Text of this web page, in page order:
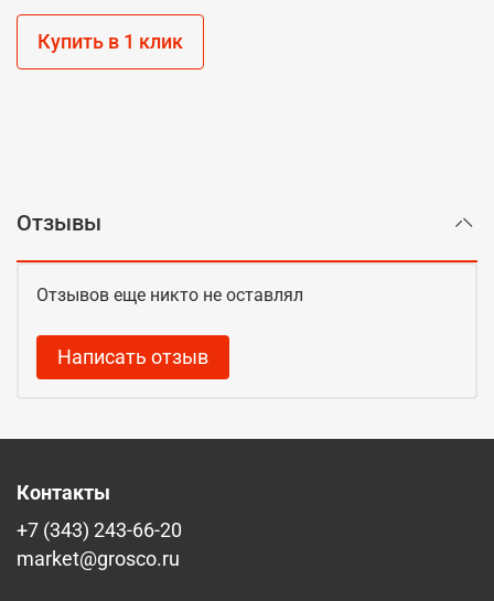
Купить в 1 клик
Отзывы
Отзывов еще никто не оставлял
Написать отзыв
Контакты
+7 (343) 243-66-20
market@grosco.ru